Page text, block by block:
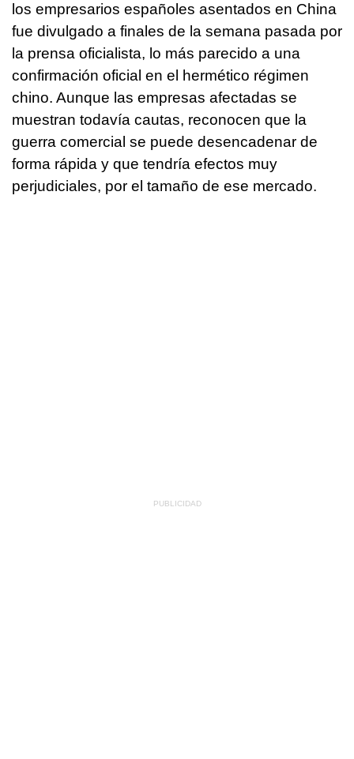
los empresarios españoles asentados en China
fue divulgado a finales de la semana pasada por
la prensa oficialista, lo más parecido a una
confirmación oficial en el hermético régimen
chino. Aunque las empresas afectadas se
muestran todavía cautas, reconocen que la
guerra comercial se puede desencadenar de
forma rápida y que tendría efectos muy
perjudiciales, por el tamaño de ese mercado.